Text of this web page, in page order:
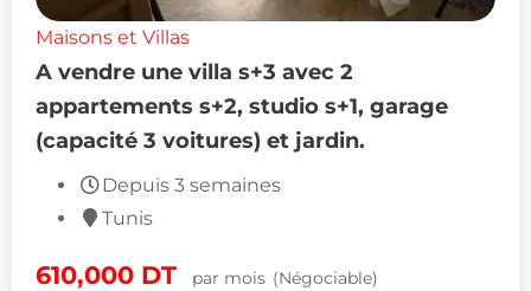
Maisons et Villas
A vendre une villa s+3 avec 2
appartements s+2, studio s+1, garage
(capacité 3 voitures) et jardin.
Depuis 3 semaines
Tunis
610,000 DT par mois (Négociable)